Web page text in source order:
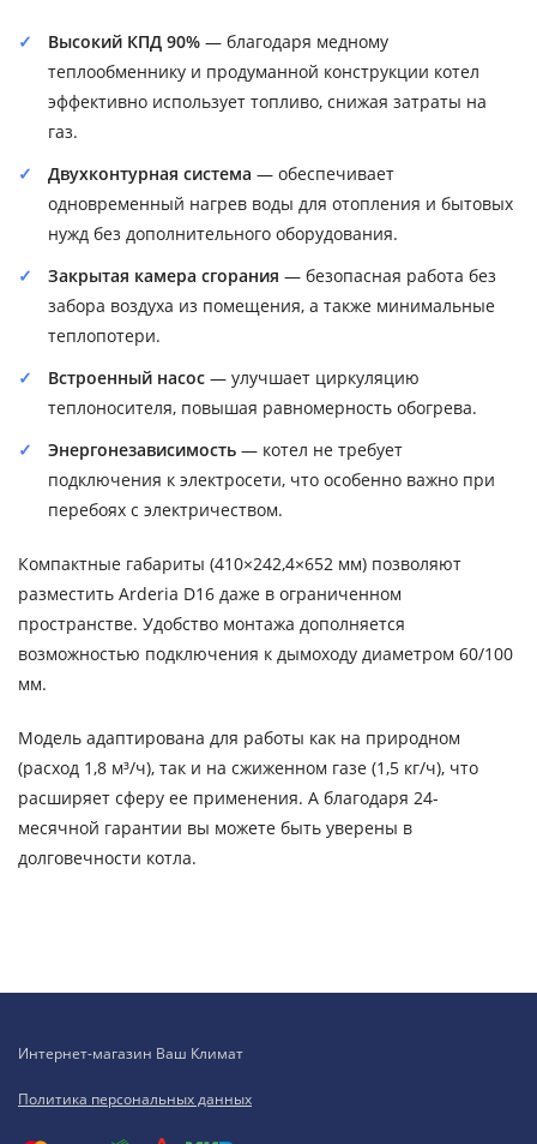
Высокий КПД 90% — благодаря медному
теплообменнику и продуманной конструкции котел
эффективно использует топливо, снижая затраты на
газ.
Двухконтурная система — обеспечивает
одновременный нагрев воды для отопления и бытовых
нужд без дополнительного оборудования.
Закрытая камера сгорания — безопасная работа без
забора воздуха из помещения, а также минимальные
теплопотери.
Встроенный насос — улучшает циркуляцию
теплоносителя, повышая равномерность обогрева.
Энергонезависимость — котел не требует
подключения к электросети, что особенно важно при
перебоях с электричеством.
Компактные габариты (410×242,4×652 мм) позволяют
разместить Arderia D16 даже в ограниченном
пространстве. Удобство монтажа дополняется
возможностью подключения к дымоходу диаметром 60/100
мм.
Модель адаптирована для работы как на природном
(расход 1,8 м³/ч), так и на сжиженном газе (1,5 кг/ч), что
расширяет сферу ее применения. А благодаря 24-
месячной гарантии вы можете быть уверены в
долговечности котла.
Интернет-магазин Ваш Климат
Политика персональных данных